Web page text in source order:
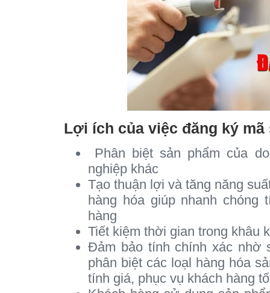
Lợi ích của việc đăng ký
Phân biệt sản phẩm của
nghiệp khác
Tạo thuận lợi và tăng năng
hàng hóa giúp nhanh chóng
hàng
Tiết kiệm thời gian trong khâu
Đảm bảo tính chính xác nhờ
phân biệt các loạl hàng hóa
tính giá, phục vụ khách hàng